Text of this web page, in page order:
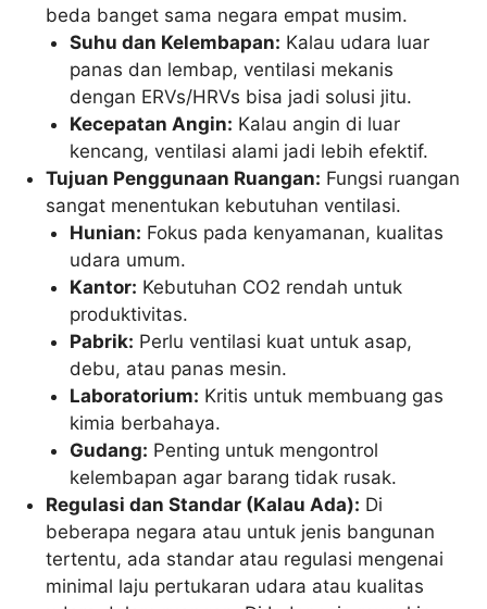
beda banget sama negara empat musim.
Suhu dan Kelembapan: Kalau udara luar
panas dan lembap, ventilasi mekanis
dengan ERVs/HRVs bisa jadi solusi jitu.
Kecepatan Angin: Kalau angin di luar
kencang, ventilasi alami jadi lebih efektif.
Tujuan Penggunaan Ruangan: Fungsi ruangan
sangat menentukan kebutuhan ventilasi.
Hunian: Fokus pada kenyamanan, kualitas
udara umum.
Kantor: Kebutuhan CO2 rendah untuk
produktivitas.
Pabrik: Perlu ventilasi kuat untuk asap,
debu, atau panas mesin.
Laboratorium: Kritis untuk membuang gas
kimia berbahaya.
Gudang: Penting untuk mengontrol
kelembapan agar barang tidak rusak.
Regulasi dan Standar (Kalau Ada): Di
beberapa negara atau untuk jenis bangunan
tertentu, ada standar atau regulasi mengenai
minimal laju pertukaran udara atau kualitas